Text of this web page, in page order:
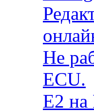
Не
ECU.
E2